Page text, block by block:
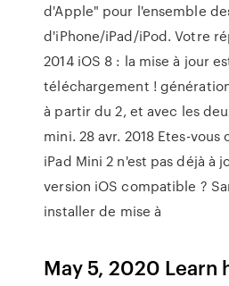
d'Apple" pour l'ensemble
d'iPhone/iPad/iPod. Votre
2014 iOS 8 : la mise à jour
téléchargement !
à partir du 2, et avec les
mini. 28 avr. 2018 Etes-
iPad Mini 2 n'est pas déjà à
version iOS compatible ?
installer de mise à
May 5, 2020 Learn